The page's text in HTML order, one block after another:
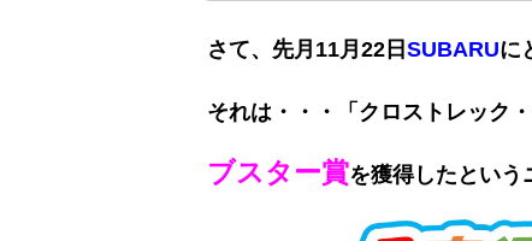
さて、先月11月22日 SUBARUに
それは・・・「クロストレック
ブスター賞を獲得したとい